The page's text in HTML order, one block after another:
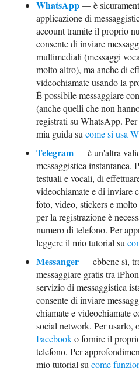
WhatsApp— è
applicazione di
account tramite il proprio
consente di inviare
multimediali (messaggi
molto altro), ma anche di
videochiamate usando la
È possibile messaggiare
(anche quelli che non
registrati su WhatsApp.
mia guida sucome si usa
Telegram— è un'altra
messaggistica instantanea.
testuali e vocali, di
videochiamate e di inviare
foto, video, stickers e
per la registrazione è
numero di telefono. Per
leggere il mio tutorial su
Messanger— ebbene sì,
messaggiare gratis tra
servizio di messaggistica
consente di inviare
chiamate e videochiamate
social network. Per usarlo,
Facebooko fornire il
telefono. Per
mio tutorial sucome